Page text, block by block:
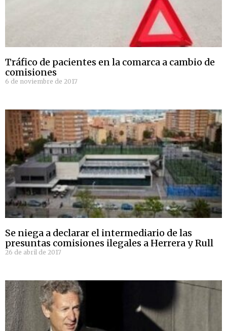
Tráfico de pacientes en la comarca a cambio de
comisiones
6 de noviembre de 2017
Se niega a declarar el intermediario de las
presuntas comisiones ilegales a Herrera y Rull
26 de abril de 2017